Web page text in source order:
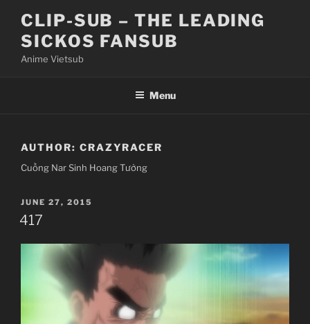
content
CLIP-SUB – THE LEADING
SICKOS FANSUB
Anime Vietsub
Menu
AUTHOR: CRAZYRACER
Cuồng Nar Sinh Hoang Tưởng
POSTED
ON
JUNE 27, 2015
417